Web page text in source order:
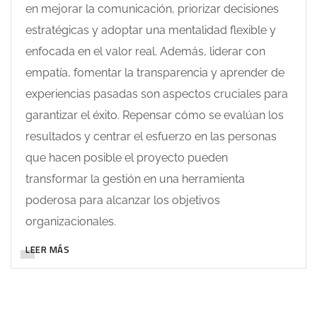
en mejorar la comunicación, priorizar decisiones
estratégicas y adoptar una mentalidad flexible y
enfocada en el valor real. Además, liderar con
empatía, fomentar la transparencia y aprender de
experiencias pasadas son aspectos cruciales para
garantizar el éxito. Repensar cómo se evalúan los
resultados y centrar el esfuerzo en las personas
que hacen posible el proyecto pueden
transformar la gestión en una herramienta
poderosa para alcanzar los objetivos
organizacionales.
LEER MÁS